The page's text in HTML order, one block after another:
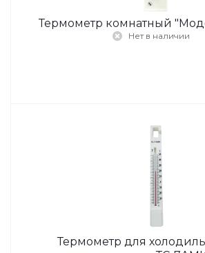
Термометр комнатный
Нет в наличии
Термометр для